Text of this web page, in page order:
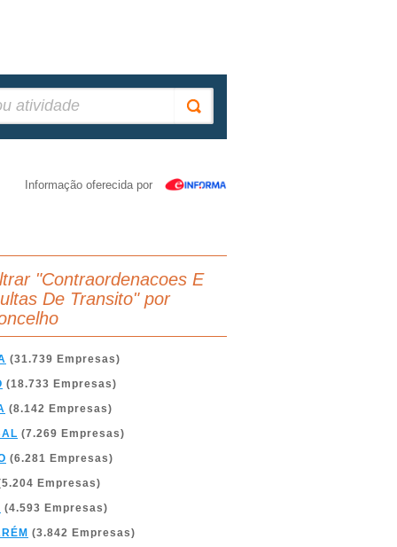
Informação oferecida por
"Contraordenacoes E
De Transito" por
(31.739 Empresas)
(18.733 Empresas)
(8.142 Empresas)
(7.269 Empresas)
(6.281 Empresas)
Empresas)
(4.593 Empresas)
(3.842 Empresas)